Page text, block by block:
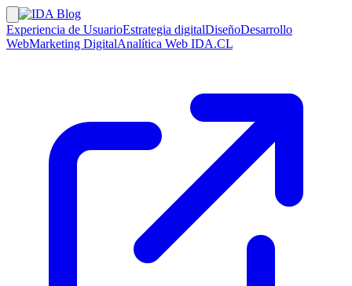
Experiencia de UsuarioEstrategia digitalDiseñoDesarrollo
WebMarketing DigitalAnalítica Web IDA.CL